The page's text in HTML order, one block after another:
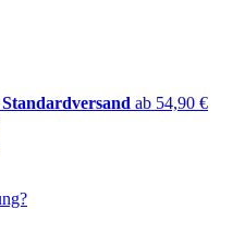
ab 54,90 €